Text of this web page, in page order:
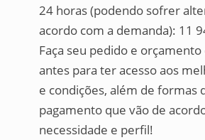
24 horas (podendo sofrer
acordo com a demanda): 11
Faça seu pedido e
antes para ter acesso aos
e condições, além de formas
pagamento que vão de
necessidade e perfil!